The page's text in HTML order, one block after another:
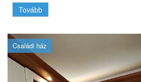
Tovább
Családi ház